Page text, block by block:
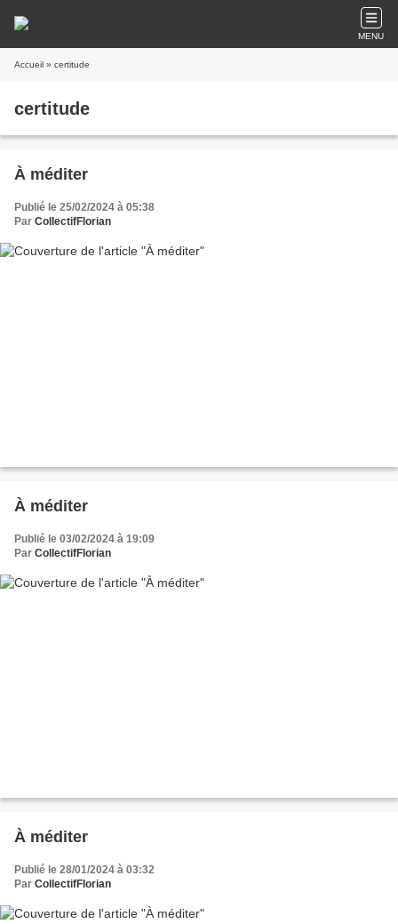
MENU
Accueil » certitude
certitude
À méditer
Publié le 25/02/2024 à 05:38
Par CollectifFlorian
À méditer
Publié le 03/02/2024 à 19:09
Par CollectifFlorian
À méditer
Publié le 28/01/2024 à 03:32
Par CollectifFlorian